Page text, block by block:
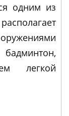
одним из
легкой